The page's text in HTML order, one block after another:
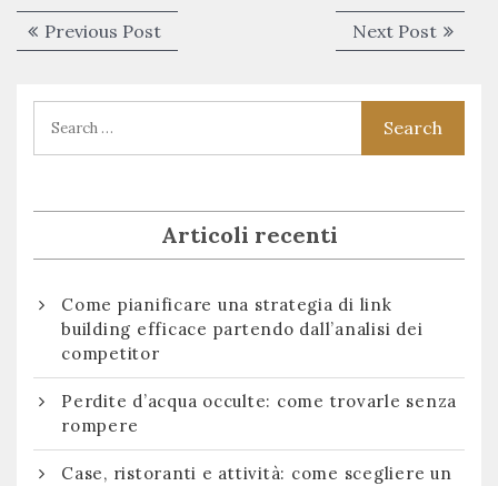
Navigazione
articoli
Previous PostPrevious
post:
Next PostNext
post:
Articoli recenti
Come pianificare una strategia di link
building efficace partendo dall’analisi dei
competitor
Perdite d’acqua occulte: come trovarle senza
rompere
Case, ristoranti e attività: come scegliere un